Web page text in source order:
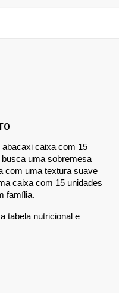
abacaxi caixa com 15
busca uma sobremesa
com uma textura suave
caixa com 15 unidades
família.
tabela nutricional e